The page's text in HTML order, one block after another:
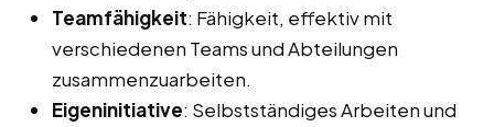
Teamfähigkeit: Fähigkeit, effektiv mit
verschiedenen Teams und Abteilungen
zusammenzuarbeiten.
Eigeninitiative: Selbstständiges Arbeiten und